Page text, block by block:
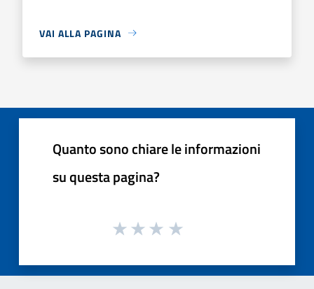
VAI ALLA PAGINA
Quanto sono chiare le informazioni
su questa pagina?